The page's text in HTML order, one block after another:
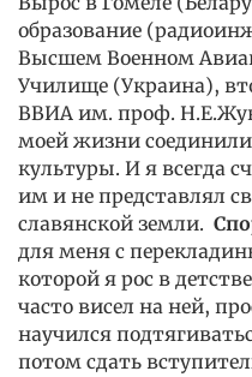
образование
Высшем Военном
Училище (Украина),
ВВИА им. проф.
моей жизни
культуры. И я всегда
им и не представлял
славянской земли.
для меня с
которой я рос в
часто висел на ней,
научился
потом сдать